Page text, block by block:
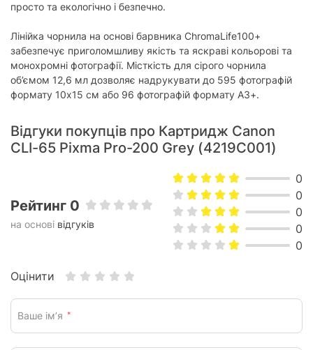
просто та екологічно і безпечно.
Лінійка чорнила на основі барвника ChromaLife100+
забезпечує приголомшливу якість та яскраві кольорові та
монохромні фотографії. Місткість для сірого чорнила
об’ємом 12,6 мл дозволяє надрукувати до 595 фотографій
формату 10x15 см або 96 фотографій формату A3+.
Відгуки покупців про Картридж Canon
CLI-65 Pixma Pro-200 Grey (4219C001)
Рейтинг 0
на основі відгуків
0
0
0
0
0
Оцінити
Ваше ім’я *